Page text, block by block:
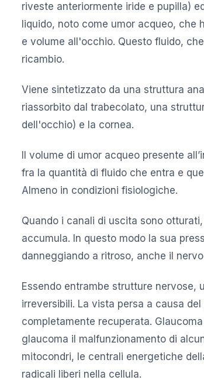
riveste anteriormente iride e pupilla)
liquido, noto come umor acqueo,
e volume all'occhio. Questo fluido,
ricambio.
Viene sintetizzato da una struttura
riassorbito dal trabecolato, una
dell'occhio) e la cornea.
Il volume di umor acqueo presente
fra la quantità di fluido che entra e
Almeno in condizioni fisiologiche.
Quando i canali di uscita sono
accumula. In questo modo la sua
danneggiando a ritroso, anche il
Essendo entrambe strutture nervose,
irreversibili. La vista persa a causa
completamente recuperata.
glaucoma il malfunzionamento di
mitocondri, le centrali energetiche
radicali liberi nella cellula.